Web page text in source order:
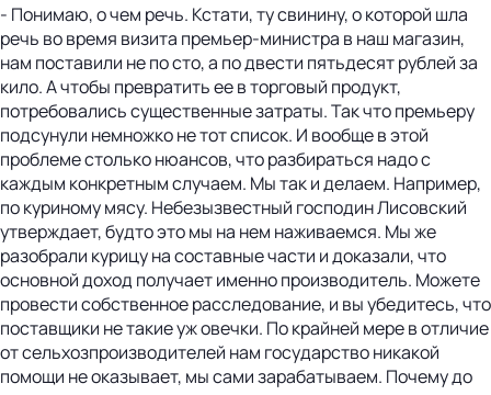
- Понимаю, о чем речь. Кстати, ту свинину, о которой шла
речь во время визита премьер-министра в наш магазин,
нам поставили не по сто, а по двести пятьдесят рублей за
кило. А чтобы превратить ее в торговый продукт,
потребовались существенные затраты. Так что премьеру
подсунули немножко не тот список. И вообще в этой
проблеме столько нюансов, что разбираться надо с
каждым конкретным случаем. Мы так и делаем. Например,
по куриному мясу. Небезызвестный господин Лисовский
утверждает, будто это мы на нем наживаемся. Мы же
разобрали курицу на составные части и доказали, что
основной доход получает именно производитель. Можете
провести собственное расследование, и вы убедитесь, что
поставщики не такие уж овечки. По крайней мере в отличие
от сельхозпроизводителей нам государство никакой
помощи не оказывает, мы сами зарабатываем. Почему до